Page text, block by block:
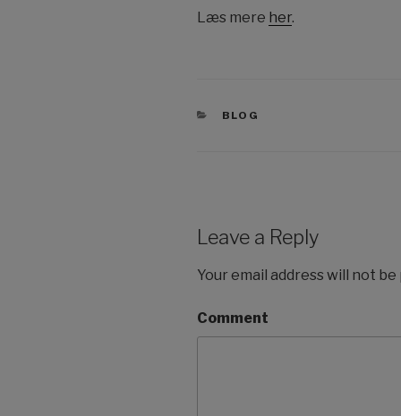
Læs mere her.
CATEGORIES
BLOG
Leave a Reply
Your email address will not be
Comment